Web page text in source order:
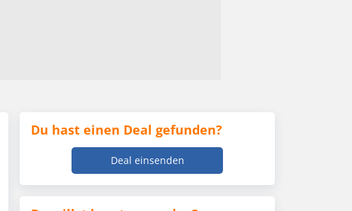
Du hast einen Deal gefunden?
Deal einsenden